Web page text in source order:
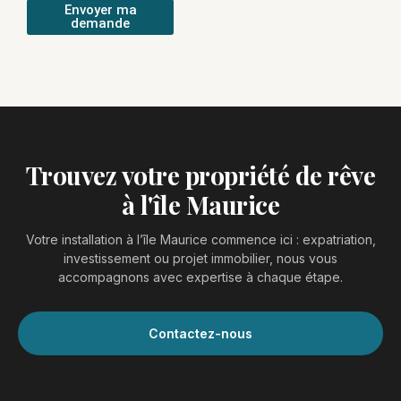
Envoyer ma
demande
Trouvez votre propriété de rêve
à l'île Maurice
Votre installation à l’île Maurice commence ici : expatriation,
investissement ou projet immobilier, nous vous
accompagnons avec expertise à chaque étape.
Contactez-nous